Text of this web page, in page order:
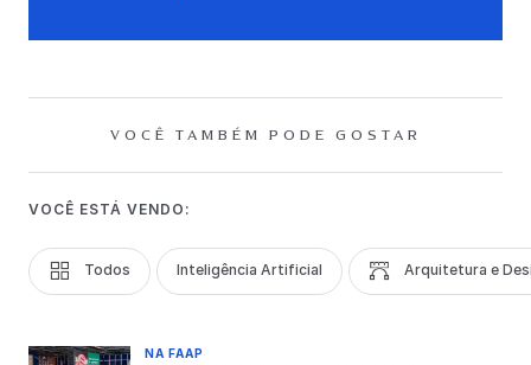
VOCÊ TAMBÉM PODE GOSTAR
VOCÊ ESTÁ VENDO:
Todos Inteligência Artificial Arquitetura e
NA FAAP